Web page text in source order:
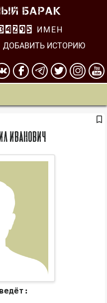
ИМЕН
ДОБАВИТЬ ИСТОРИЮ
Иванович